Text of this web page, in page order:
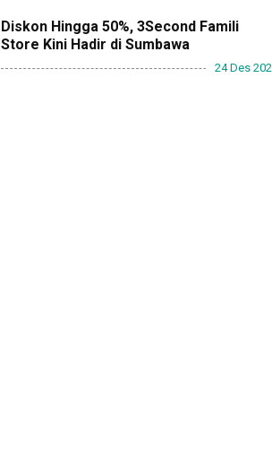
Diskon Hingga 50%, 3Second Famili
Store Kini Hadir di Sumbawa
24 Des